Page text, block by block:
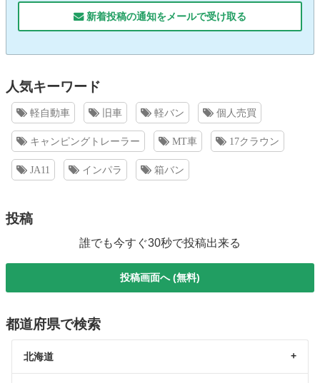
新着投稿の通知をメールで受け取る
人気キーワード
軽自動車 旧車 軽バン 個人売買
キャンピングトレーラー MT車 17クラウン
JA11 インパラ 箱バン
投稿
誰でも今すぐ30秒で投稿出来る
投稿画面へ (無料)
都道府県で検索
北海道